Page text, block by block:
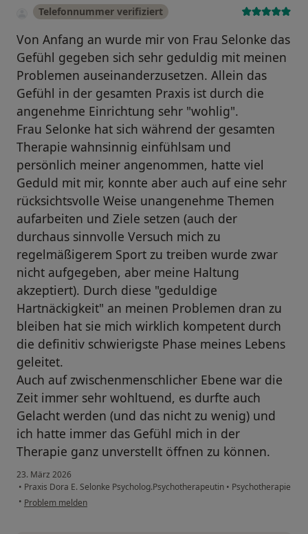
Telefonnummer verifiziert
Von Anfang an wurde mir von Frau Selonke das
Gefühl gegeben sich sehr geduldig mit meinen
Problemen auseinanderzusetzen. Allein das
Gefühl in der gesamten Praxis ist durch die
angenehme Einrichtung sehr "wohlig".
Frau Selonke hat sich während der gesamten
Therapie wahnsinnig einfühlsam und
persönlich meiner angenommen, hatte viel
Geduld mit mir, konnte aber auch auf eine sehr
rücksichtsvolle Weise unangenehme Themen
aufarbeiten und Ziele setzen (auch der
durchaus sinnvolle Versuch mich zu
regelmäßigerem Sport zu treiben wurde zwar
nicht aufgegeben, aber meine Haltung
akzeptiert). Durch diese "geduldige
Hartnäckigkeit" an meinen Problemen dran zu
bleiben hat sie mich wirklich kompetent durch
die definitiv schwierigste Phase meines Lebens
geleitet.
Auch auf zwischenmenschlicher Ebene war die
Zeit immer sehr wohltuend, es durfte auch
Gelacht werden (und das nicht zu wenig) und
ich hatte immer das Gefühl mich in der
Therapie ganz unverstellt öffnen zu können.
23. März 2026
• Praxis Dora E. Selonke Psycholog.Psychotherapeutin • Psychotherapie
• Problem melden